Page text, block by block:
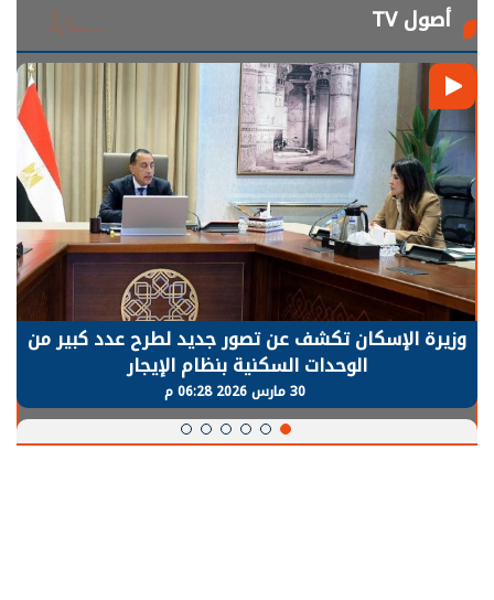
أصول TV
وزيرة الإسكان تكشف عن تصور جديد لطرح عدد كبير من
الوحدات السكنية بنظام الإيجار